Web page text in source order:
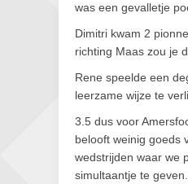
was een gevalletje
Dimitri kwam 2
richting Maas zou je
Rene speelde een
leerzame wijze te
3.5 dus voor
belooft weinig goeds
wedstrijden waar we
simultaantje te